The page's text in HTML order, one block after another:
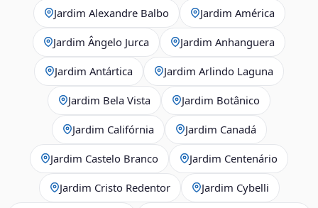
Jardim Alexandre Balbo Jardim América
Jardim Ângelo Jurca Jardim Anhanguera
Jardim Antártica Jardim Arlindo Laguna
Jardim Bela Vista Jardim Botânico
Jardim Califórnia Jardim Canadá
Jardim Castelo Branco Jardim Centenário
Jardim Cristo Redentor Jardim Cybelli